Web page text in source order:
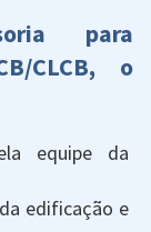
para
CLCB, o
equipe da
edificação e